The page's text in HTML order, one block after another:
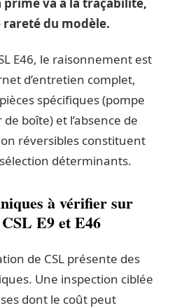
rareté du modèle.
E46, le raisonnement est
d’entretien complet,
spécifiques (pompe
boîte) et l’absence de
réversibles constituent
déterminants.
à vérifier sur
E9 et E46
de CSL présente des
Une inspection ciblée
dont le coût peut